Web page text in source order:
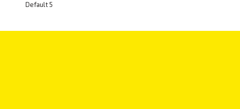
Default 5